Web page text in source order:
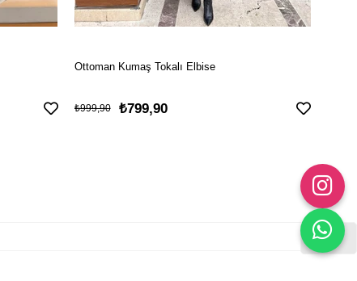
Ottoman Kumaş Tokalı Elbise
₺799,90
₺999,90
Gönder